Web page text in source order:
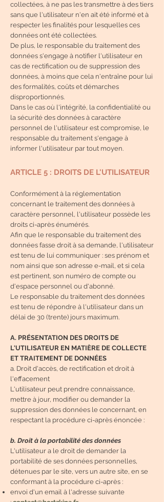
collectées, à ne pas les transmettre à des tiers
sans que l'utilisateur n'en ait été informé et à
respecter les finalités pour lesquelles ces
données ont été collectées.
De plus, le responsable du traitement des
données s'engage à notifier l'utilisateur en
cas de rectification ou de suppression des
données, à moins que cela n'entraîne pour lui
des formalités, coûts et démarches
disproportionnés.
Dans le cas où l'intégrité, la confidentialité ou
la sécurité des données à caractère
personnel de l'utilisateur est compromise, le
responsable du traitement s'engage à
informer l'utilisateur par tout moyen.
ARTICLE 5 : DROITS DE L'UTILISATEUR
Conformément à la réglementation
concernant le traitement des données à
caractère personnel, l'utilisateur possède les
droits ci-après énumérés.
Afin que le responsable du traitement des
données fasse droit à sa demande, l'utilisateur
est tenu de lui communiquer : ses prénom et
nom ainsi que son adresse e-mail, et si cela
est pertinent, son numéro de compte ou
d'espace personnel ou d'abonné.
Le responsable du traitement des données
est tenu de répondre à l'utilisateur dans un
délai de 30 (trente) jours maximum.
A. PRÉSENTATION DES DROITS DE
L'UTILISATEUR EN MATIÈRE DE COLLECTE
ET TRAITEMENT DE DONNÉES
a. Droit d'accès, de rectification et droit à
l'effacement
L'utilisateur peut prendre connaissance,
mettre à jour, modifier ou demander la
suppression des données le concernant, en
respectant la procédure ci-après énoncée :
b. Droit à la portabilité des données
L'utilisateur a le droit de demander la
portabilité de ses données personnelles,
détenues par le site, vers un autre site, en se
conformant à la procédure ci-après :
envoi d'un email à l'adresse suivante